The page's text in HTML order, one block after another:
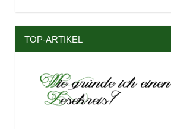
TOP-ARTIKEL